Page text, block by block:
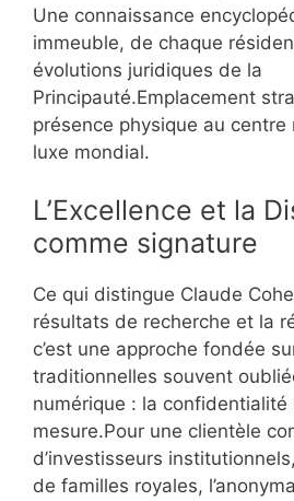
Une connaissance
immeuble, de chaque
évolutions juridiques de la
Principauté.Emplacement
présence physique au centre
luxe mondial.
L’Excellence et la
comme signature
Ce qui distingue Claude
résultats de recherche et la
c’est une approche fondée
traditionnelles souvent
numérique : la
mesure.Pour une clientèle
d’investisseurs
de familles royales,